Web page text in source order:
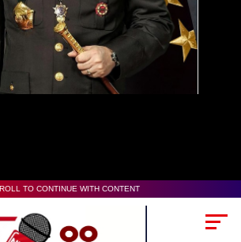
TO CONTINUE WITH CONTENT